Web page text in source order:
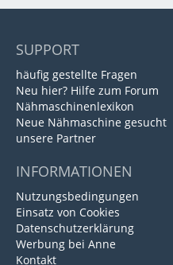
SUPPORT
häufig gestellte Fragen
Neu hier? Hilfe zum Forum
Nähmaschinenlexikon
Neue Nähmaschine gesucht
unsere Partner
INFORMATIONEN
Nutzungsbedingungen
Einsatz von Cookies
Datenschutzerklärung
Werbung bei Anne
Kontakt